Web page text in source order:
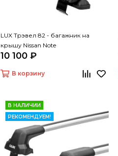
LUX Трэвел 82 - багажник на
крышу Nissan Note
10 100 ₽
В корзину
В НАЛИЧИИ
РЕКОМЕНДУЕМ!